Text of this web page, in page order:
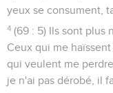
yeux se consument,
4 (69 : 5) Ils sont plus
Ceux qui me
qui veulent me
je n'ai pas dérobé, il